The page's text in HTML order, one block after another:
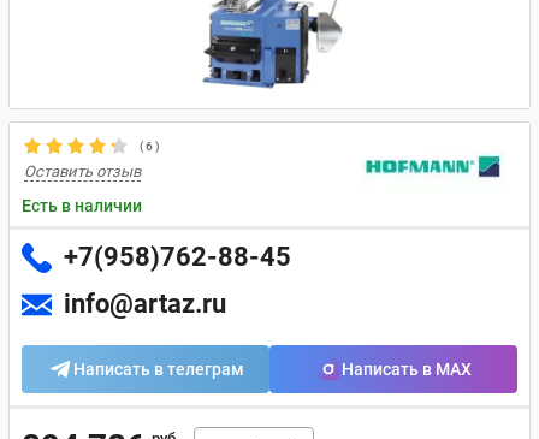
(6)
Оставить отзыв
Есть в наличии
+7(958)762-88-45
info@artaz.ru
Написать в телеграм Написать в MAX